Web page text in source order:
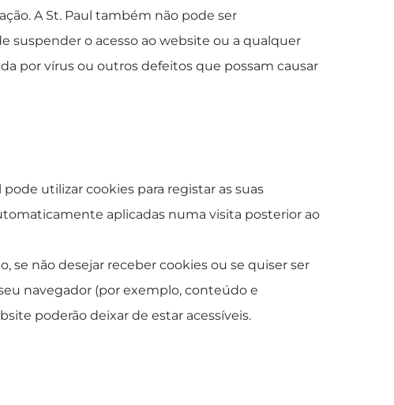
A St. Paul também não pode ser
suspender o acesso ao website ou a qualquer
por vírus ou outros defeitos que possam causar
utilizar cookies para registar as suas
aplicadas numa visita posterior ao
se não desejar receber cookies ou se quiser ser
navegador (por exemplo, conteúdo e
poderão deixar de estar acessíveis.